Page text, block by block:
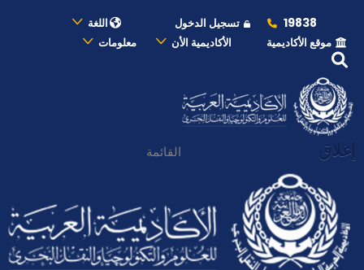
19838 تسجيل الدخول
اللغة
موقع الأكاديمية
الأكاديمية الأن معلومات
إغلاق القائمة